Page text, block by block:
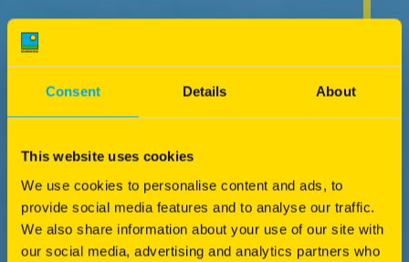
Consent Details About
This website uses cookies
We use cookies to personalise content and ads, to
provide social media features and to analyse our traffic.
We also share information about your use of our site with
our social media, advertising and analytics partners who